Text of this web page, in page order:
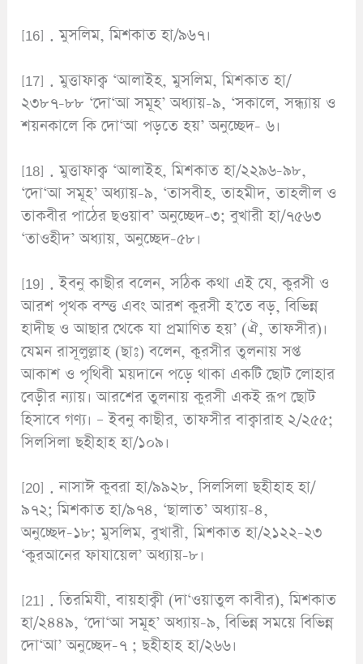
[16] . মুসলিম, মিশকাত হা/৯৬৭।
[17] . মুত্তাফাক্ব ‘আলাইহ, মুসলিম, মিশকাত হা/
২৩৮৭-৮৮ ‘দো‘আ সমূহ’ অধ্যায়-৯, ‘সকালে, সন্ধ্যায় ও
শয়নকালে কি দো‘আ পড়তে হয়’ অনুচ্ছেদ- ৬।
[18] . মুত্তাফাক্ব ‘আলাইহ, মিশকাত হা/২২৯৬-৯৮,
‘দো‘আ সমূহ’ অধ্যায়-৯, ‘তাসবীহ, তাহমীদ, তাহলীল ও
তাকবীর পাঠের ছওয়াব’ অনুচ্ছেদ-৩; বুখারী হা/৭৫৬৩
‘তাওহীদ’ অধ্যায়, অনুচ্ছেদ-৫৮।
[19] . ইবনু কাছীর বলেন, সঠিক কথা এই যে, কুরসী ও
আরশ পৃথক বস্ত্ত এবং আরশ কুরসী হ’তে বড়, বিভিন্ন
হাদীছ ও আছার থেকে যা প্রমাণিত হয়’ (ঐ, তাফসীর)।
যেমন রাসূলুল্লাহ (ছাঃ) বলেন, কুরসীর তুলনায় সপ্ত
আকাশ ও পৃথিবী ময়দানে পড়ে থাকা একটি ছোট লোহার
বেড়ীর ন্যায়। আরশের তুলনায় কুরসী একই রূপ ছোট
হিসাবে গণ্য। – ইবনু কাছীর, তাফসীর বাক্বারাহ ২/২৫৫;
সিলসিলা ছহীহাহ হা/১০৯।
[20] . নাসাঈ কুবরা হা/৯৯২৮, সিলসিলা ছহীহাহ হা/
৯৭২; মিশকাত হা/৯৭৪, ‘ছালাত’ অধ্যায়-৪,
অনুচ্ছেদ-১৮; মুসলিম, বুখারী, মিশকাত হা/২১২২-২৩
‘কুরআনের ফাযায়েল’ অধ্যায়-৮।
[21] . তিরমিযী, বায়হাক্বী (দা‘ওয়াতুল কাবীর), মিশকাত
হা/২৪৪৯, ‘দো‘আ সমূহ’ অধ্যায়-৯, বিভিন্ন সময়ে বিভিন্ন
দো‘আ’ অনুচ্ছেদ-৭ ; ছহীহাহ হা/২৬৬।